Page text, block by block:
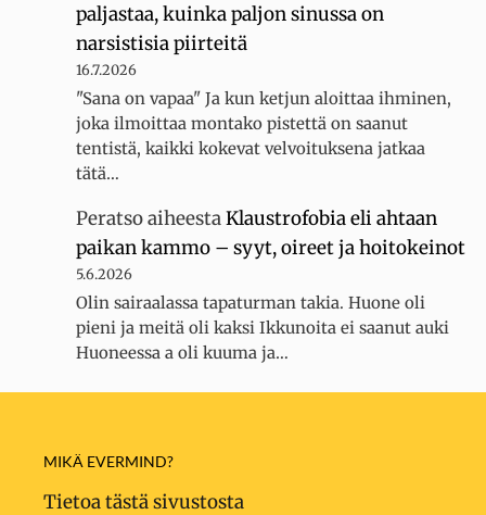
paljastaa, kuinka paljon sinussa on
narsistisia piirteitä
16.7.2026
"Sana on vapaa" Ja kun ketjun aloittaa ihminen,
joka ilmoittaa montako pistettä on saanut
tentistä, kaikki kokevat velvoituksena jatkaa
tätä…
PeratsoaiheestaKlaustrofobia eli ahtaan
paikan kammo – syyt, oireet ja hoitokeinot
5.6.2026
Olin sairaalassa tapaturman takia. Huone oli
pieni ja meitä oli kaksi Ikkunoita ei saanut auki
Huoneessa a oli kuuma ja…
MIKÄ EVERMIND?
Tietoa tästä sivustosta